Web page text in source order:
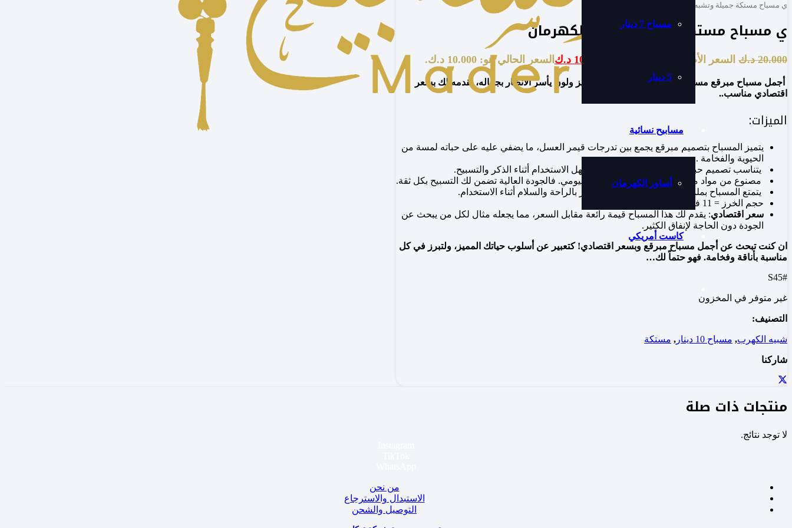
مسباح 7 دينار
5 دينار
مسابيح نسائية
أساور الكهرمان
كاست أمريكي
ي مسباح مستكة جميلة وتشبه الكهرمان
ي مسباح مستكة جميلة وتشبه الكهرمان
20.000 د.ك السعر الأصلي هو: 20.000 د.ك. 10.000 د.ك السعر الحالي هو: 10.000 د.ك.
أجمل مسباح مبرقع مستكة شبيه الكهرمان، شكل مميز ولون يأسر الأنظار بجماله، نقدمه لك بسعر
اقتصادي مناسب..
الميزات:
يتميز المسباح بتصميم مبرقع يجمع بين تدرجات قيمر العسل، ما يضفي عليه على حباته لمسة من
الحيوية والفخامة .
يتناسب تصميم حباته مع راحة اليد، مما يجعله سهل الاستخدام أثناء الذكر والتسبيح.
مصنوع من مواد متينة ليكون عملي للاستخدام اليومي. فالجودة العالية تضمن لك التسبيح بكل ثقة.
يتمتع المسباح بملمس سلس، مما يوفر لك شعور بالراحة والسلام أثناء الاستخدام.
حجم الخرز = 11 في 9
سعر اقتصادي: يقدم لك هذا المسباح قيمة رائعة مقابل السعر، مما يجعله مثال لكل من يبحث عن
الجودة دون الحاجة لإنفاق الكثير.
ان كنت تبحث عن أجمل مسباح مبرقع وبسعر اقتصادي! كتعبير عن أسلوب حياتك المميز، ولتبرز في كل
مناسبة بأناقة وفخامة. فهو حتماً لك…
#S45
غير متوفر في المخزون
التصنيف:
شبيه الكهرب, مسباح 10 دينار , مستكة
شاركنا
منتجات ذات صلة
لا توجد نتائج.
من نحن
الاستبدال والاسترجاع
التوصيل والشحن